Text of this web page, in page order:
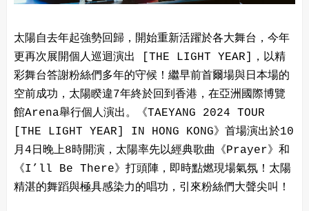
太陽自去年起強勢回歸，開始重新活躍於各大舞台，今年
更再次展開個人巡迴演出 [THE LIGHT YEAR]，以精
彩舞台答謝粉絲們多年的守候！繼早前首爾場與日本場的
空前成功，太陽睽違7年終於回到香港，在亞洲國際博覽
館Arena舉行個人演出。《TAEYANG 2024 TOUR
[THE LIGHT YEAR] IN HONG KONG》首場演出於10
月4日晚上8時開演，太陽率先以經典歌曲《Prayer》和
《I’ll Be There》打頭陣，即時點燃現場氣氛！太陽
精湛的舞蹈與極具感染力的唱功，引來粉絲們大聲尖叫！